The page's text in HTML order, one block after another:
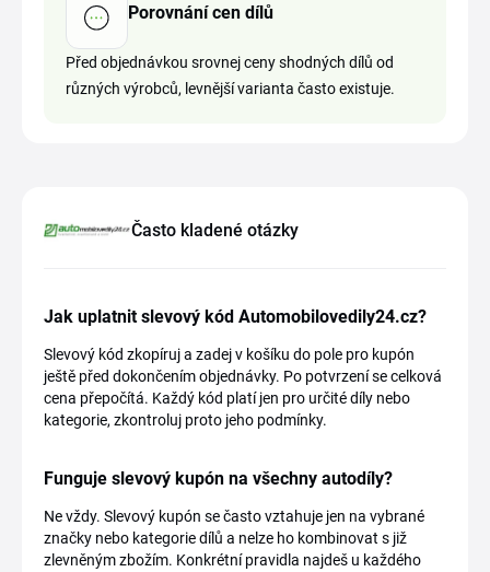
Porovnání cen dílů
Před objednávkou srovnej ceny shodných dílů od
různých výrobců, levnější varianta často existuje.
Často kladené otázky
Jak uplatnit slevový kód Automobilovedily24.cz?
Slevový kód zkopíruj a zadej v košíku do pole pro kupón
ještě před dokončením objednávky. Po potvrzení se celková
cena přepočítá. Každý kód platí jen pro určité díly nebo
kategorie, zkontroluj proto jeho podmínky.
Funguje slevový kupón na všechny autodíly?
Ne vždy. Slevový kupón se často vztahuje jen na vybrané
značky nebo kategorie dílů a nelze ho kombinovat s již
zlevněným zbožím. Konkrétní pravidla najdeš u každého